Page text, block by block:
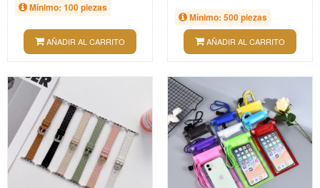
Mínimo: 100 piezas
AÑADIR AL CARRITO
Mínimo: 500 piezas
AÑADIR AL CARRITO